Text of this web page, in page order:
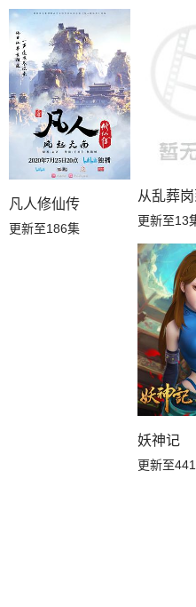
凡人修仙传
更新至186集
从乱葬
更新至13
妖神记
更新至